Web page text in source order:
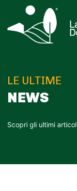
LE ULTIME
NEWS
Scopri gli ultimi